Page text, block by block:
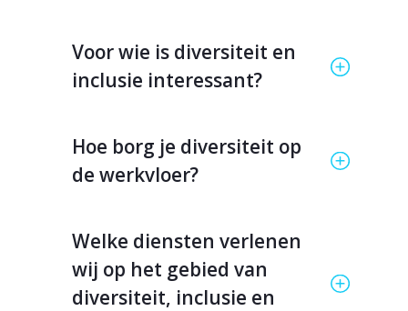
Voor wie is diversiteit en
inclusie interessant?
Hoe borg je diversiteit op
de werkvloer?
Welke diensten verlenen
wij op het gebied van
diversiteit, inclusie en